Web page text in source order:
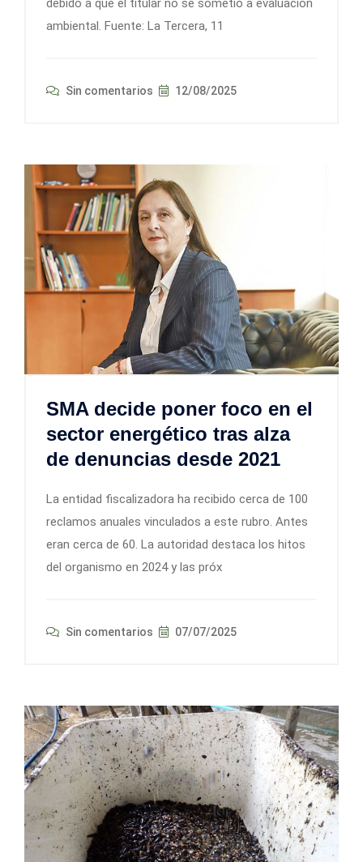
debido a que el titular no se sometió a evaluación
ambiental. Fuente: La Tercera, 11
Sin comentarios 12/08/2025
SMA decide poner foco en el
sector energético tras alza
de denuncias desde 2021
La entidad fiscalizadora ha recibido cerca de 100
reclamos anuales vinculados a este rubro. Antes
eran cerca de 60. La autoridad destaca los hitos
del organismo en 2024 y las próx
Sin comentarios 07/07/2025